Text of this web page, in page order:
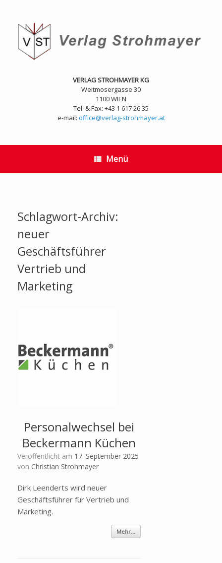
springen
VERLAG STROHMAYER KG
Weitmosergasse 30
1100 WIEN
Tel. & Fax: +43 1 617 26 35
e-mail: office@verlag-strohmayer.at
Menü
Schlagwort-Archiv:
neuer
Geschäftsführer
Vertrieb und
Marketing
Personalwechsel bei
Beckermann Küchen
Veröffentlicht am 17. September 2025
von Christian Strohmayer
Dirk Leenderts wird neuer
Geschäftsführer für Vertrieb und
Marketing.
Mehr...